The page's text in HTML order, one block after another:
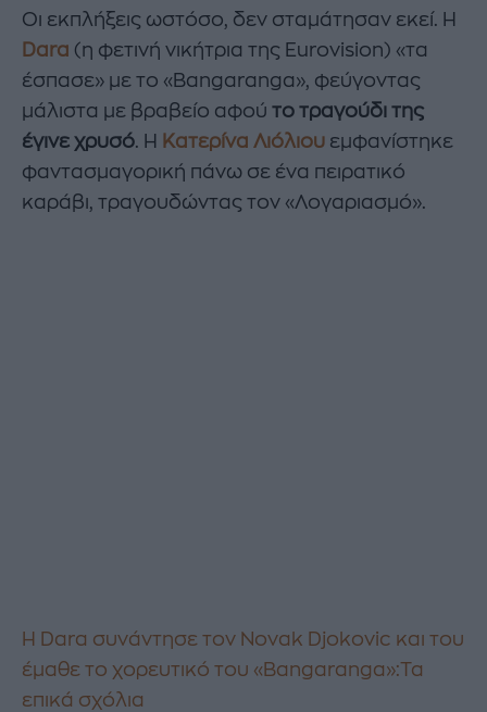
Οι εκπλήξεις ωστόσο, δεν σταμάτησαν εκεί. Η
Dara (η φετινή νικήτρια της Eurovision) «τα
έσπασε» με το «Bangaranga», φεύγοντας
μάλιστα με βραβείο αφού το τραγούδι της
έγινε χρυσό. Η Κατερίνα Λιόλιου εμφανίστηκε
φαντασμαγορική πάνω σε ένα πειρατικό
καράβι, τραγουδώντας τον «Λογαριασμό».
Η Dara συνάντησε τον Novak Djokovic και του
έμαθε το χορευτικό του «Bangaranga»:Τα
επικά σχόλια